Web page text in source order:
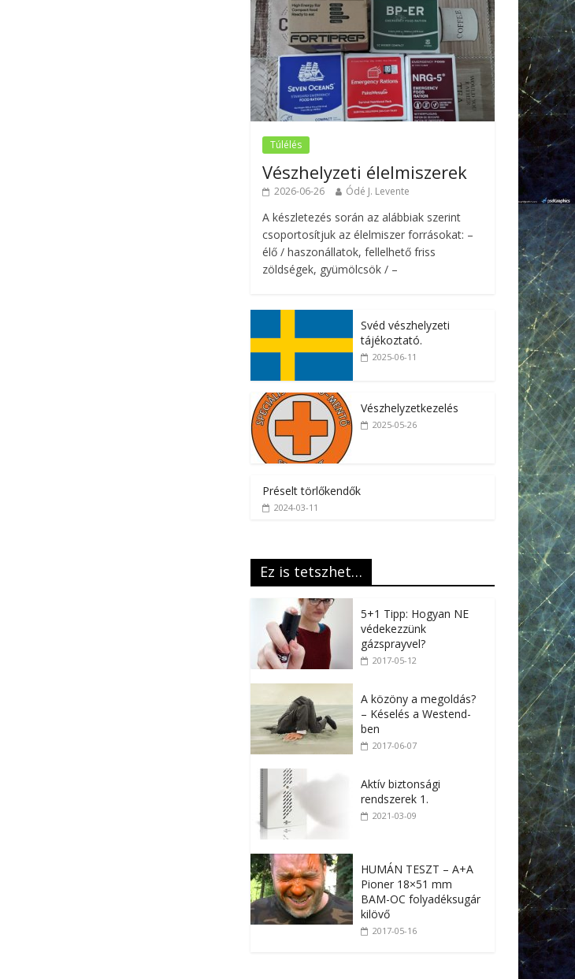
Túlélés
Vészhelyzeti élelmiszerek
2026-06-26 Ódé J. Levente
A készletezés során az alábbiak szerint
csoportosítjuk az élelmiszer forrásokat: –
élő / haszonállatok, fellelhető friss
zöldségek, gyümölcsök / –
Svéd vészhelyzeti
tájékoztató.
2025-06-11
Vészhelyzetkezelés
2025-05-26
Préselt törlőkendők
2024-03-11
Ez is tetszhet…
5+1 Tipp: Hogyan NE
védekezzünk
gázsprayvel?
2017-05-12
A közöny a megoldás?
– Késelés a Westend-
ben
2017-06-07
Aktív biztonsági
rendszerek 1.
2021-03-09
HUMÁN TESZT – A+A
Pioner 18×51 mm
BAM-OC folyadéksugár
kilövő
2017-05-16